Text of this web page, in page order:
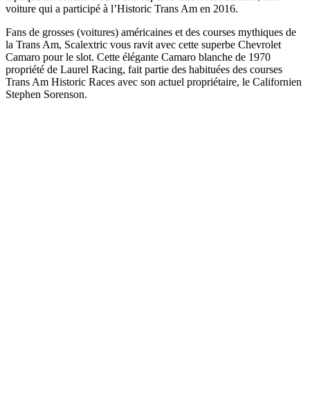
voiture qui a participé à l’Historic Trans Am en 2016.
Fans de grosses (voitures) américaines et des courses mythiques de
la Trans Am, Scalextric vous ravit avec cette superbe Chevrolet
Camaro pour le slot. Cette élégante Camaro blanche de 1970
propriété de Laurel Racing, fait partie des habituées des courses
Trans Am Historic Races avec son actuel propriétaire, le Californien
Stephen Sorenson.